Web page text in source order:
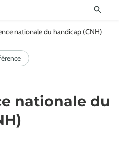
nationale du handicap (CNH)
nationale du